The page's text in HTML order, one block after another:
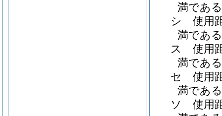
満であ
シ
使用
満であ
ス
使用
満であ
セ
使用
満であ
ソ
使用